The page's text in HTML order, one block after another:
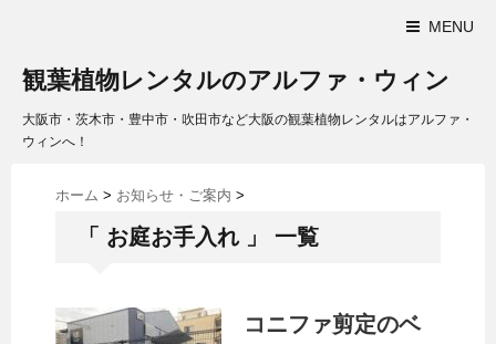
MENU
観葉植物レンタルのアルファ・ウィン
大阪市・茨木市・豊中市・吹田市など大阪の観葉植物レンタルはアルファ・
ウィンへ！
ホーム > お知らせ・ご案内 >
「 お庭お手入れ 」 一覧
コニファ剪定のベ